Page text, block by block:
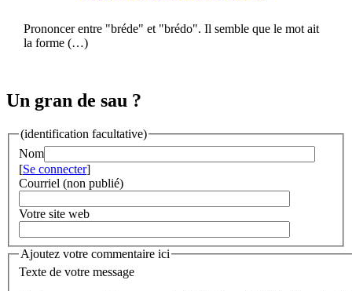
Prononcer entre "bréde" et "brédo". Il semble que le mot ait
la forme (…)
Un gran de sau ?
(identification facultative)
Nom
[Se connecter]
Courriel (non publié)
Votre site web
Ajoutez votre commentaire ici
Texte de votre message